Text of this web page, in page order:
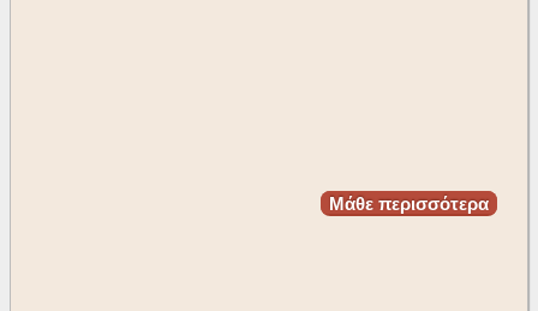
Μάθε περισσότερα